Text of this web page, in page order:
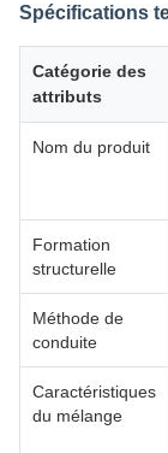
Spécifications
Catégorie des
attributs
Nom du produit
Formation
structurelle
Méthode de
conduite
Caractéristiques
du mélange